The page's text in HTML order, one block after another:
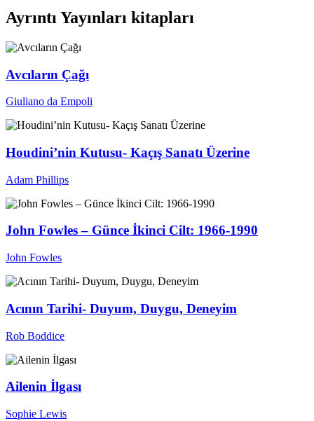
Ayrıntı Yayınları kitapları
Avcıların Çağı
Giuliano da Empoli
Houdini’nin Kutusu- Kaçış Sanatı Üzerine
Adam Phillips
John Fowles – Günce İkinci Cilt: 1966-1990
John Fowles
Acının Tarihi- Duyum, Duygu, Deneyim
Rob Boddice
Ailenin İlgası
Sophie Lewis